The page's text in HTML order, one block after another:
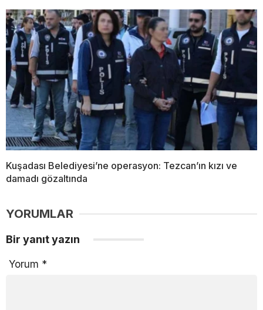
Kuşadası Belediyesi’ne operasyon: Tezcan’ın kızı ve
damadı gözaltında
YORUMLAR
Bir yanıt yazın
Yorum *